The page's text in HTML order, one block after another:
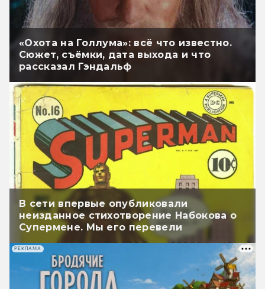
«Охота на Голлума»: всё что известно.
Сюжет, съёмки, дата выхода и что
рассказал Гэндальф
В сети впервые опубликовали
неизданное стихотворение Набокова о
Супермене. Мы его перевели
РЕКЛАМА